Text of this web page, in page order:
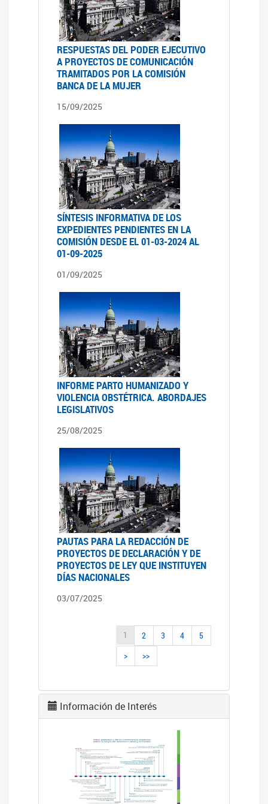
RESPUESTAS DEL PODER EJECUTIVO
A PROYECTOS DE COMUNICACIÓN
TRAMITADOS POR LA COMISIÓN
BANCA DE LA MUJER
15/09/2025
SÍNTESIS INFORMATIVA DE LOS
EXPEDIENTES PENDIENTES EN LA
COMISIÓN DESDE EL 01-03-2024 AL
01-09-2025
01/09/2025
INFORME PARTO HUMANIZADO Y
VIOLENCIA OBSTÉTRICA. ABORDAJES
LEGISLATIVOS
25/08/2025
PAUTAS PARA LA REDACCIÓN DE
PROYECTOS DE DECLARACIÓN Y DE
PROYECTOS DE LEY QUE INSTITUYEN
DÍAS NACIONALES
03/07/2025
1 2 3 4
5
>
>>
Información de Interés